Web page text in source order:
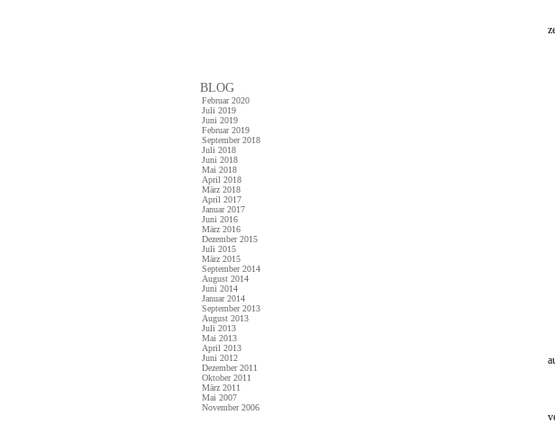
BLOG
Februar 2020
Juli 2019
Juni 2019
Februar 2019
September 2018
Juli 2018
Juni 2018
Mai 2018
April 2018
März 2018
April 2017
Januar 2017
Juni 2016
März 2016
Dezember 2015
Juli 2015
März 2015
September 2014
August 2014
Juni 2014
Januar 2014
September 2013
August 2013
Juli 2013
Mai 2013
April 2013
Juni 2012
Dezember 2011
Oktober 2011
März 2011
Mai 2007
November 2006